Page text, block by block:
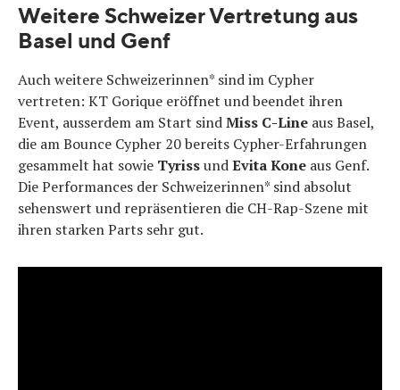
Weitere Schweizer Vertretung aus
Basel und Genf
Auch weitere Schweizerinnen* sind im Cypher
vertreten: KT Gorique eröffnet und beendet ihren
Event, ausserdem am Start sindMiss C-Line aus Basel,
die am Bounce Cypher 20 bereits Cypher-Erfahrungen
gesammelt hat sowie TyrissundEvita Kone aus Genf.
Die Performances der Schweizerinnen* sind absolut
sehenswert und repräsentieren die CH-Rap-Szene mit
ihren starken Parts sehr gut.